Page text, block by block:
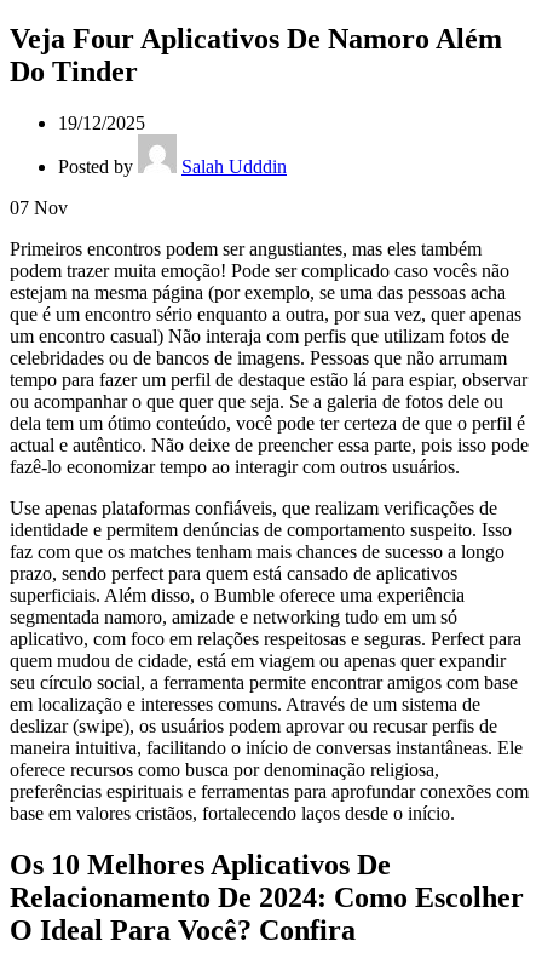
Veja Four Aplicativos De Namoro Além
Do Tinder
19/12/2025
Posted by
Salah Udddin
07 Nov
Primeiros encontros podem ser angustiantes, mas eles também
podem trazer muita emoção! Pode ser complicado caso vocês não
estejam na mesma página (por exemplo, se uma das pessoas acha
que é um encontro sério enquanto a outra, por sua vez, quer apenas
um encontro casual) Não interaja com perfis que utilizam fotos de
celebridades ou de bancos de imagens. Pessoas que não arrumam
tempo para fazer um perfil de destaque estão lá para espiar, observar
ou acompanhar o que quer que seja. Se a galeria de fotos dele ou
dela tem um ótimo conteúdo, você pode ter certeza de que o perfil é
actual e autêntico. Não deixe de preencher essa parte, pois isso pode
fazê-lo economizar tempo ao interagir com outros usuários.
Use apenas plataformas confiáveis, que realizam verificações de
identidade e permitem denúncias de comportamento suspeito. Isso
faz com que os matches tenham mais chances de sucesso a longo
prazo, sendo perfect para quem está cansado de aplicativos
superficiais. Além disso, o Bumble oferece uma experiência
segmentada namoro, amizade e networking tudo em um só
aplicativo, com foco em relações respeitosas e seguras. Perfect para
quem mudou de cidade, está em viagem ou apenas quer expandir
seu círculo social, a ferramenta permite encontrar amigos com base
em localização e interesses comuns. Através de um sistema de
deslizar (swipe), os usuários podem aprovar ou recusar perfis de
maneira intuitiva, facilitando o início de conversas instantâneas. Ele
oferece recursos como busca por denominação religiosa,
preferências espirituais e ferramentas para aprofundar conexões com
base em valores cristãos, fortalecendo laços desde o início.
Os 10 Melhores Aplicativos De
Relacionamento De 2024: Como Escolher
O Ideal Para Você? Confira